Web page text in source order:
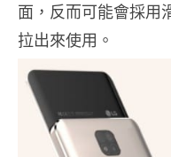
面，反而可能會採用
拉出來使用。